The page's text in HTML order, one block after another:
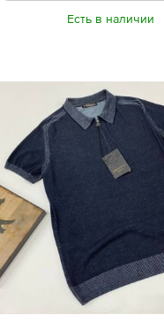
Есть в наличии